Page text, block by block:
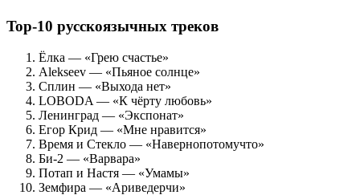
Top-10 русскоязычных треков
Ёлка — «Грею счастье»
Alekseev — «Пьяное солнце»
Сплин — «Выхода нет»
LOBODA — «К чёрту любовь»
Ленинград — «Экспонат»
Егор Крид — «Мне нравится»
Время и Стекло — «Навернопотомучто»
Би-2 — «Варвара»
Потап и Настя — «Умамы»
Земфира — «Ариведерчи»